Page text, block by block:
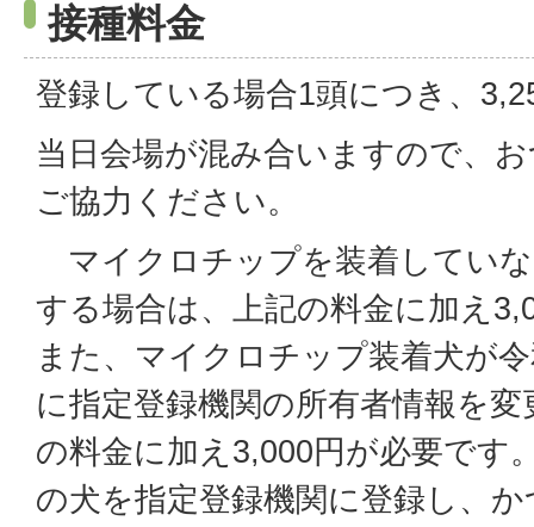
接種料金
登録している場合1頭につき、
当日会場が混み合いますので、
ご協力ください。
マイクロチップを装着してい
する場合は、上記の料金に加え
また、マイクロチップ装着犬が
に指定登録機関の所有者情報を
の料金に加え3,000円が必要です
の犬を指定登録機関に登録し、